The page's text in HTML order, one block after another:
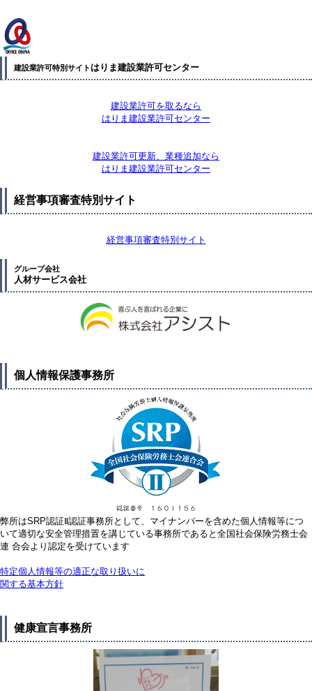
建設業許可特別サイト はりま建設業許可センター
建設業許可を取るなら
はりま建設業許可センター
建設業許可更新、業種追加なら
はりま建設業許可センター
経営事項審査特別サイト
経営事項審査特別サイト
グループ会社
人材サービス会社
個人情報保護事務所
弊所はSRP認証Ⅱ認証事務所として、マイナンバーを含めた個人情報等につ
いて適切な安全管理措置を講じている事務所であると全国社会保険労務士会
連 合会より認定を受けています
特定個人情報等の適正な取り扱いに
関する基本方針
健康宣言事務所